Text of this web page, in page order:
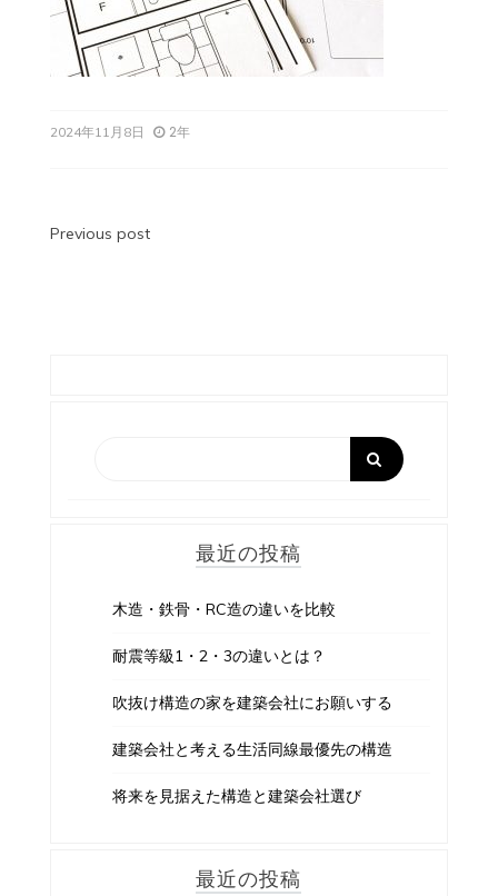
2024年11月8日 2年
投
Previous post
最近の投稿
木造・鉄骨・RC造の違いを比較
耐震等級1・2・3の違いとは？
吹抜け構造の家を建築会社にお願いする
建築会社と考える生活同線最優先の構造
将来を見据えた構造と建築会社選び
最近の投稿